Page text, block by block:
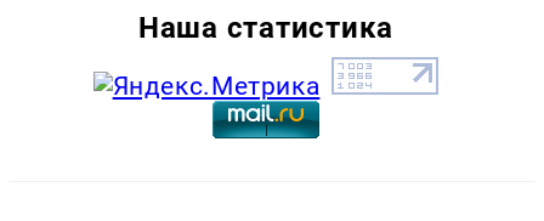
Наша статистика